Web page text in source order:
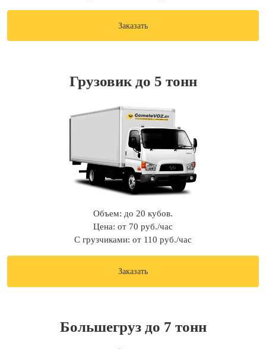
Заказать
Грузовик до 5 тонн
Объем: до 20 кубов.
Цена: от 70 руб./час
С грузчиками: от 110 руб./час
Заказать
Большегруз до 7 тонн